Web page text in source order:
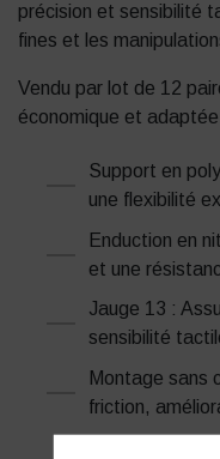
précision et sensibilité
fines et les
Vendu par lot de 12
économique et
Support en
une flexibilité
Enduction en
et une
Jauge 13 :
sensibilité
Montage sans
friction,